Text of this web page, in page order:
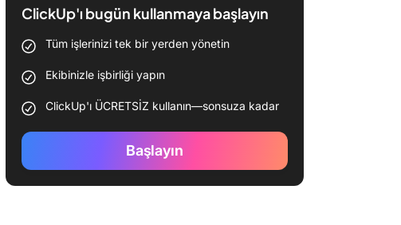
ClickUp'ı bugün kullanmaya başlayın
Tüm işlerinizi tek bir yerden yönetin
Ekibinizle işbirliği yapın
ClickUp'ı ÜCRETSİZ kullanın—sonsuza kadar
Başlayın